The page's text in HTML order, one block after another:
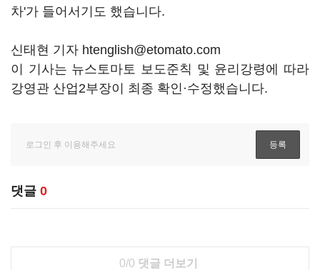
차'가 들어서기도 했습니다.
신태현 기자 htenglish@etomato.com
이 기사는 뉴스토마토 보도준칙 및 윤리강령에 따라
강영관 산업2부장이 최종 확인·수정했습니다.
댓글 0
0/0 댓글 더보기